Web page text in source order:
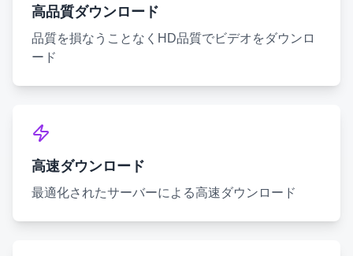
高品質ダウンロード
品質を損なうことなくHD品質でビデオをダウンロ
ード
高速ダウンロード
最適化されたサーバーによる高速ダウンロード